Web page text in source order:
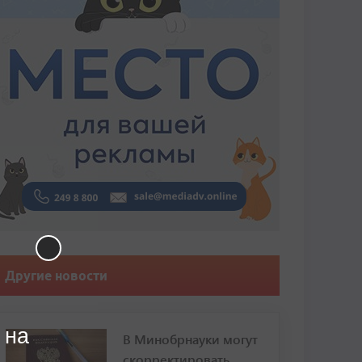
Другие новости
В Минобрнауки могут